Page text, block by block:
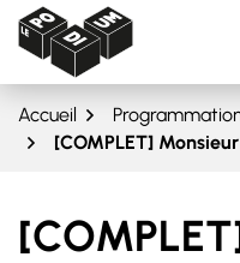
Gestion des traceurs
Aller
au
contenu
Aller
au
page
Espace Culturel
Accueil
[COMPLET]